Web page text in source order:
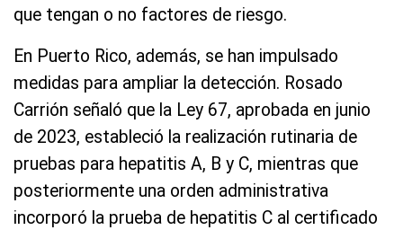
que tengan o no factores de riesgo.
En Puerto Rico, además, se han impulsado
medidas para ampliar la detección. Rosado
Carrión señaló que la Ley 67, aprobada en junio
de 2023, estableció la realización rutinaria de
pruebas para hepatitis A, B y C, mientras que
posteriormente una orden administrativa
incorporó la prueba de hepatitis C al certificado